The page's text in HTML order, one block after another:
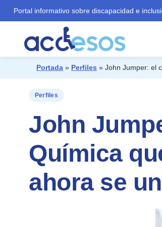
Portal informativo sobre discapacidad e
¿Qué buscas?
Portada » Perfiles » John Jumper: el
Perfiles
John
Química
ahora se